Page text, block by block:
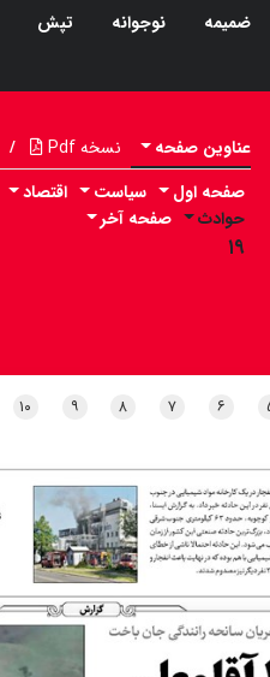
ضمیمه نوجوانه تپش
عناوین صفحه نسخه Pdf /
صفحه اول سیاست اقتصاد
حوادث
۱۹
صفحه آخر
۶ ۷ ۸ ۹ ۱۰